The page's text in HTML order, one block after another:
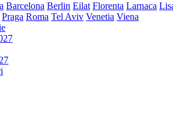
Barcelona Berlin Eilat Florenta Larnaca
Praga Roma Tel Aviv Venetia Viena